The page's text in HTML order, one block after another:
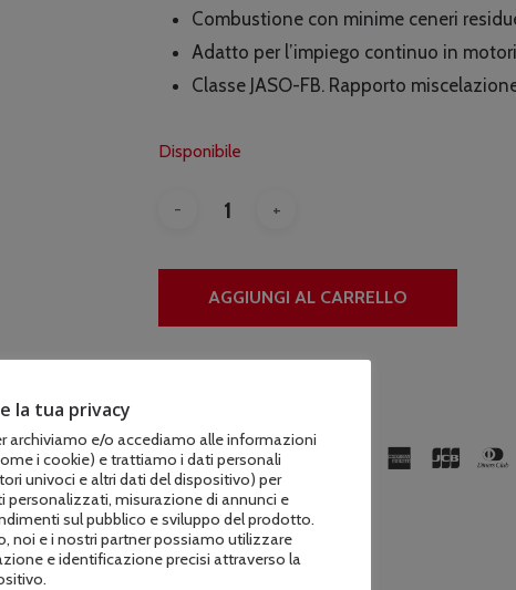
Combustione con minime ceneri
Adatto per l’impiego continuo in
Classe JASO-FB. Rapporto
Disponibile
AGGIUNGI AL CARRELLO
la tua privacy
archiviamo e/o accediamo alle informazioni
i cookie) e trattiamo i dati personali
univoci e altri dati del dispositivo) per
personalizzati, misurazione di annunci e
sul pubblico e sviluppo del prodotto.
noi e i nostri partner possiamo utilizzare
e identificazione precisi attraverso la